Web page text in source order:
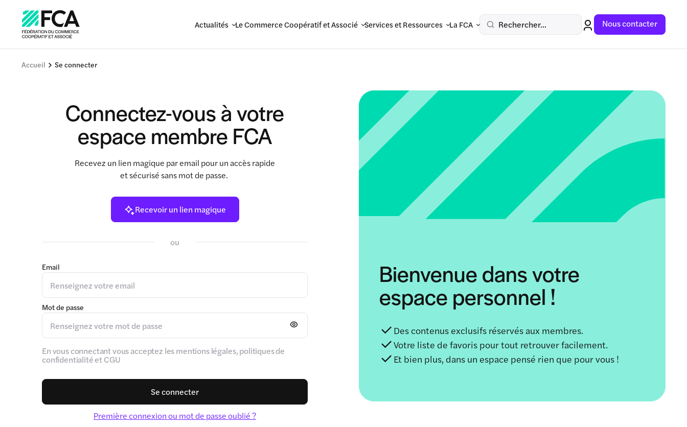
Actualités Le Commerce Coopératif et Associé Services et Ressources La FCA Rechercher... Nous contacter
Accueil Se connecter
Connectez-vous à votre
espace membre FCA
Recevez un lien magique par email pour un accès rapide
et sécurisé sans mot de passe.
Recevoir un lien magique
ou
Email
Mot de passe
En vous connectant vous acceptez les mentions légales, politiques de
confidentialité et CGU
Se connecter
Première connexion ou mot de passe oublié ?
Bienvenue dans votre
espace personnel !
Des contenus exclusifs réservés aux membres.
Votre liste de favoris pour tout retrouver facilement.
Et bien plus, dans un espace pensé rien que pour vous !